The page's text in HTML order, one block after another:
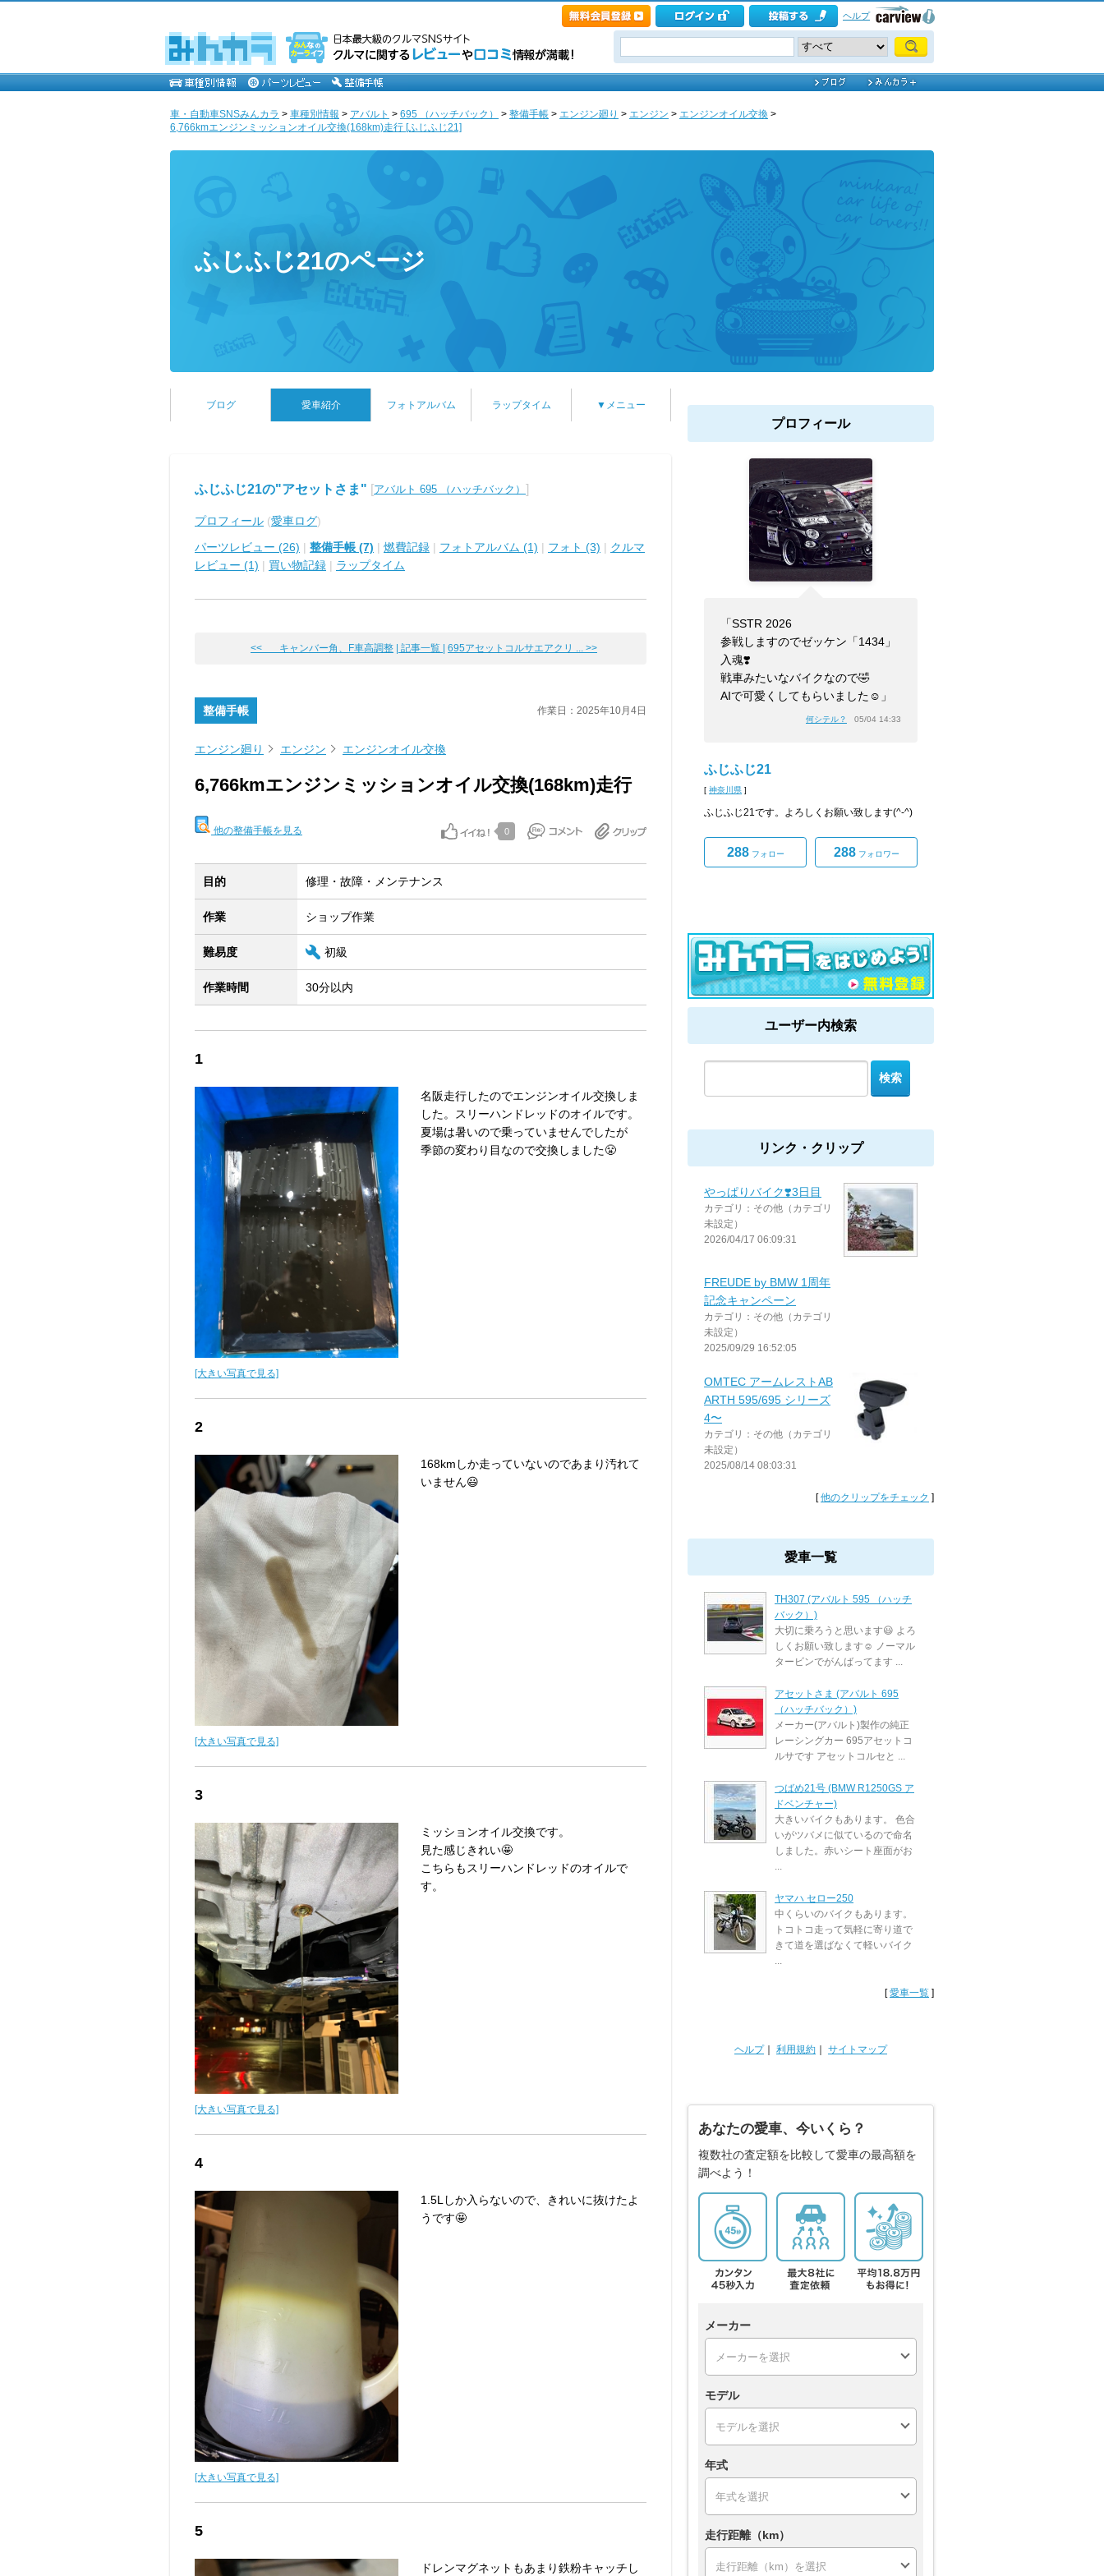
ヘルプ
車・自動車SNSみんカラ > 車種別情報 > アバルト > 695 （ハッチバック） > 整備手帳 > エンジン廻り > エンジン > エンジンオイル交換 >
6,766kmエンジンミッションオイル交換(168km)走行 [ふじふじ21]
ふじふじ21のページ
ブログ 愛車紹介 フォトアルバム ラップタイム ▼メニュー
ふじふじ21の"アセットさま" [アバルト 695 （ハッチバック） ]
プロフィール (愛車ログ)
パーツレビュー (26) | 整備手帳 (7) | 燃費記録 | フォトアルバム (1) | フォト (3) | クルマ
レビュー (1) | 買い物記録 | ラップタイム
<< キャンバー角、F車高調整 | 記事一覧 | 695アセットコルサエアクリ ... >>
整備手帳 作業日：2025年10月4日
エンジン廻り エンジン エンジンオイル交換
6,766kmエンジンミッションオイル交換(168km)走行
他の整備手帳を見る 0
目的 修理・故障・メンテナンス
作業 ショップ作業
難易度 初級
作業時間 30分以内
1
[大きい写真で見る]
名阪走行したのでエンジンオイル交換しま
した。スリーハンドレッドのオイルです。
夏場は暑いので乗っていませんでしたが
季節の変わり目なので交換しました😤
2
[大きい写真で見る]
168kmしか走っていないのであまり汚れて
いません😃
3
[大きい写真で見る]
ミッションオイル交換です。
見た感じきれい🤩
こちらもスリーハンドレッドのオイルで
す。
4
[大きい写真で見る]
1.5Lしか入らないので、きれいに抜けたよ
うです🤩
5
ドレンマグネットもあまり鉄粉キャッチし
プロフィール
「SSTR 2026
参戦しますのでゼッケン「1434」
入魂❣️
戦車みたいなバイクなので🤣
AIで可愛くしてもらいました☺️」
何シテル？ 05/04 14:33
ふじふじ21
[ 神奈川県 ]
ふじふじ21です。よろしくお願い致します(^-^)
288フォロー 288フォロワー
ユーザー内検索
リンク・クリップ
やっぱりバイク❣️3日目
カテゴリ：その他（カテゴリ
未設定）
2026/04/17 06:09:31
FREUDE by BMW 1周年
記念キャンペーン
カテゴリ：その他（カテゴリ
未設定）
2025/09/29 16:52:05
OMTEC アームレストAB
ARTH 595/695 シリーズ
4〜
カテゴリ：その他（カテゴリ
未設定）
2025/08/14 08:03:31
[他のクリップをチェック ]
愛車一覧
TH307 (アバルト 595 （ハッチ
バック）)
大切に乗ろうと思います😃 よろ
しくお願い致します☺️ ノーマル
タービンでがんばってます ...
アセットさま (アバルト 695
（ハッチバック）)
メーカー(アバルト)製作の純正
レーシングカー 695アセットコ
ルサです アセットコルセと ...
つばめ21号 (BMW R1250GS ア
ドベンチャー)
大きいバイクもあります。 色合
いがツバメに似ているので命名
しました。赤いシート座面がお
...
ヤマハ セロー250
中くらいのバイクもあります。
トコトコ走って気軽に寄り道で
きて道を選ばなくて軽いバイク
...
[愛車一覧 ]
ヘルプ｜ 利用規約 サイトマップ
あなたの愛車、今いくら？
複数社の査定額を比較して愛車の最高額を
調べよう！
メーカー
モデル
年式
走行距離（km）